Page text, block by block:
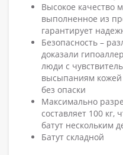
Высокое качество
выполненное из
гарантирует
Безопасность –
доказали
люди с
высыпаниям кожей
без опаски
Максимально
составляет 100 кг,
батут нескольким
Батут складной